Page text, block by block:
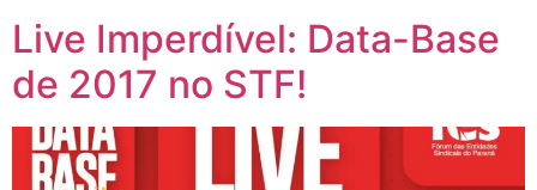
Live Imperdível: Data-Base
de 2017 no STF!